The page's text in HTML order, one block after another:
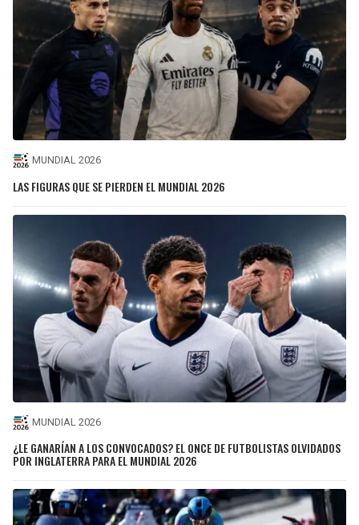
MUNDIAL 2026
LAS FIGURAS QUE SE PIERDEN EL MUNDIAL 2026
MUNDIAL 2026
¿LE GANARÍAN A LOS CONVOCADOS? EL ONCE DE FUTBOLISTAS OLVIDADOS
POR INGLATERRA PARA EL MUNDIAL 2026